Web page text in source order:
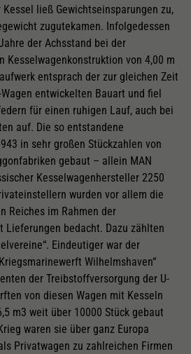
ließ Gewichtseinsparungen zu,
zugutekamen. Infolgedessen
der Achsstand bei der
Kesselwagenkonstruktion von 4,00 m
entsprach der zur gleichen Zeit
entwickelten Bauart und fiel
für einen ruhigen Lauf, auch bei
auf. Die so entstandene
in sehr großen Stückzahlen von
gebaut – allein MAN
Kesselwagenhersteller 2250
wurden vor allem die
Reiches im Rahmen der
Lieferungen bedacht. Dazu zählten
Eindeutiger war der
Wilhelmshaven“
der Treibstoffversorgung der U-
von diesen Wagen mit Kesseln
m3 weit über 10000 Stück gebaut
waren sie über ganz Europa
Privatwagen zu zahlreichen Firmen